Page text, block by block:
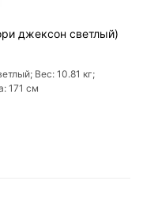
джексон светлый)
Вес: 10.81 кг;
171 см